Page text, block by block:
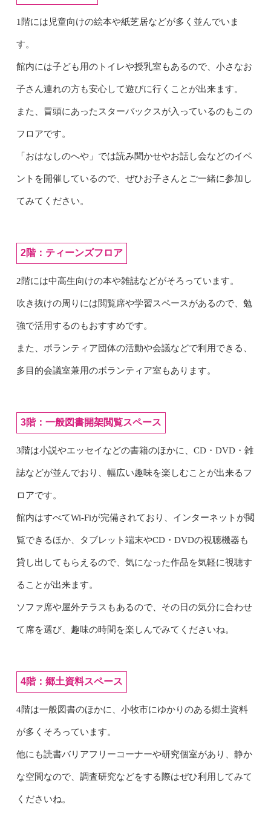
1階には児童向けの絵本や紙芝居などが多く並んでいま
す。
館内には子ども用のトイレや授乳室もあるので、小さなお
子さん連れの方も安心して遊びに行くことが出来ます。
また、冒頭にあったスターバックスが入っているのもこの
フロアです。
「おはなしのへや」では読み聞かせやお話し会などのイベ
ントを開催しているので、ぜひお子さんとご一緒に参加し
てみてください。
2階：ティーンズフロア
2階には中高生向けの本や雑誌などがそろっています。
吹き抜けの周りには閲覧席や学習スペースがあるので、勉
強で活用するのもおすすめです。
また、ボランティア団体の活動や会議などで利用できる、
多目的会議室兼用のボランティア室もあります。
3階：一般図書開架閲覧スペース
3階は小説やエッセイなどの書籍のほかに、CD・DVD・雑
誌などが並んでおり、幅広い趣味を楽しむことが出来るフ
ロアです。
館内はすべてWi-Fiが完備されており、インターネットが閲
覧できるほか、タブレット端末やCD・DVDの視聴機器も
貸し出してもらえるので、気になった作品を気軽に視聴す
ることが出来ます。
ソファ席や屋外テラスもあるので、その日の気分に合わせ
て席を選び、趣味の時間を楽しんでみてくださいね。
4階：郷土資料スペース
4階は一般図書のほかに、小牧市にゆかりのある郷土資料
が多くそろっています。
他にも読書バリアフリーコーナーや研究個室があり、静か
な空間なので、調査研究などをする際はぜひ利用してみて
くださいね。